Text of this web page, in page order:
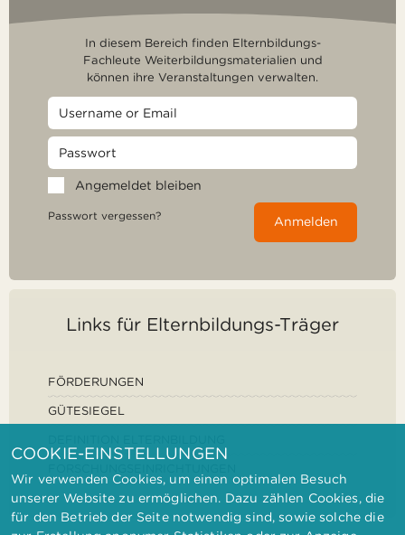
In diesem Bereich finden Elternbildungs-
Fachleute Weiterbildungsmaterialien und
können ihre Veranstaltungen verwalten.
Angemeldet bleiben
Passwort vergessen? Anmelden
Links für Elternbildungs-Träger
FÖRDERUNGEN
GÜTESIEGEL
COOKIE-EINSTELLUNGEN
Wir verwenden Cookies, um einen optimalen Besuch
unserer Website zu ermöglichen. Dazu zählen Cookies, die
für den Betrieb der Seite notwendig sind, sowie solche die